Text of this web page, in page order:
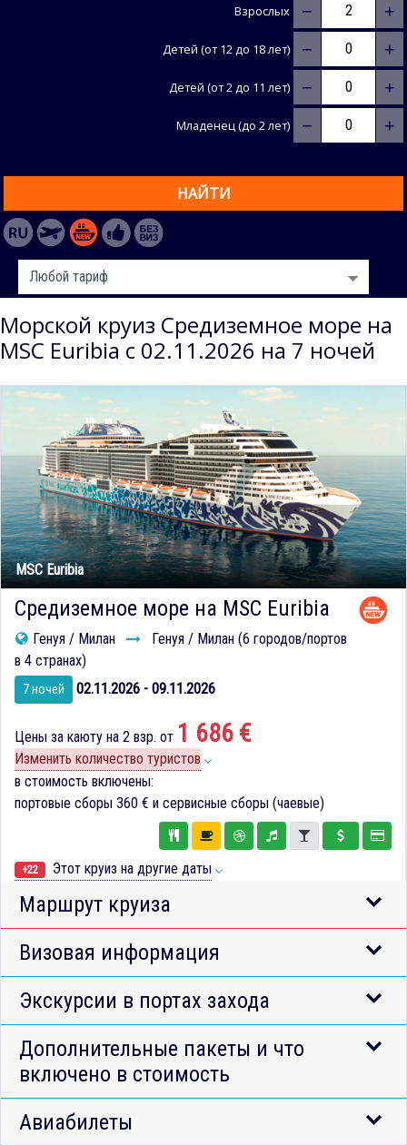
Взрослых − +
Детей (от 12 до 18 лет) − +
Детей (от 2 до 11 лет) − +
Младенец (до 2 лет) − +
НАЙТИ
Морской круиз Средиземное море на
MSC Euribia с 02.11.2026 на 7 ночей
MSC Euribia
Средиземное море на MSC Euribia
Генуя / Милан
Генуя / Милан (6 городов/портов
в 4 странах)
7 ночей 02.11.2026 - 09.11.2026
Цены за каюту на 2 взр. от 1 686 €
Изменить количество туристов
в стоимость включены:
портовые сборы 360 € и сервисные сборы (чаевые)
+22 Этот круиз на другие даты
Маршрут круиза
Визовая информация
Экскурсии в портах захода
Дополнительные пакеты и что
включено в стоимость
Авиабилеты